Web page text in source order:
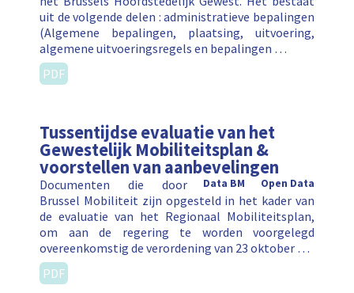
uit de volgende delen : administratieve bepalingen
(Algemene bepalingen, plaatsing, uitvoering,
algemene uitvoeringsregels en bepalingen …
PDF
Tussentijdse evaluatie van het
Gewestelijk Mobiliteitsplan &
voorstellen van aanbevelingen
Open Data
Data BM
Documenten die door
Brussel Mobiliteit zijn opgesteld in het kader van
de evaluatie van het Regionaal Mobiliteitsplan,
om aan de regering te worden voorgelegd
overeenkomstig de verordening van 23 oktober …
PDF